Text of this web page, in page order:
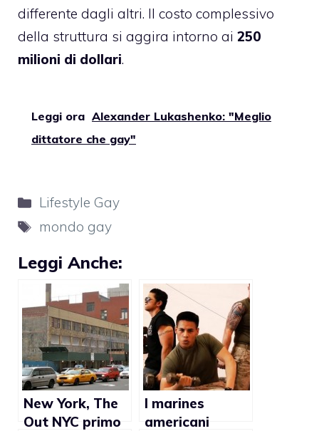
differente dagli altri. Il costo complessivo
della struttura si aggira intorno ai 250
milioni di dollari.
Leggi ora Alexander Lukashenko: "Meglio
dittatore che gay"
Categorie
Lifestyle Gay
Tag
mondo gay
Leggi Anche:
New York, The
Out NYC primo
I marines
americani